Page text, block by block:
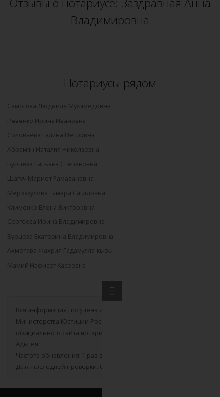
Владимировна
Нотариусы рядом
Самогова Людмила Мухамедовна
Ревенко Ирина Ивановна
Соловьева Галина Петровна
Абрамян Наталия Николаевна
Бурцева Татьяна Степановна
Шагуч Мариет Рамазановна
Мерзакулова Тамара Сагидовна
Клименко Елена Викторовна
Сергеева Ирина Владимировна
Бурцева Екатерина Владимировна
Ахметова Фахрия Гадамулла-кызы
Мамий Нафисет Касеевна
Вся информация получена из открытого реестра
Министерства Юстиции Российской Федерации и с
официального сайта нотариальной палаты Республики
Адыгея.
Частота обновления: 1 раз в неделю.
Дата последней проверки: 03.08.2026